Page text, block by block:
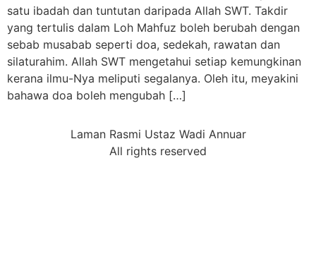
satu ibadah dan tuntutan daripada Allah SWT. Takdir
yang tertulis dalam Loh Mahfuz boleh berubah dengan
sebab musabab seperti doa, sedekah, rawatan dan
silaturahim. Allah SWT mengetahui setiap kemungkinan
kerana ilmu-Nya meliputi segalanya. Oleh itu, meyakini
bahawa doa boleh mengubah […]
Laman Rasmi Ustaz Wadi Annuar
All rights reserved